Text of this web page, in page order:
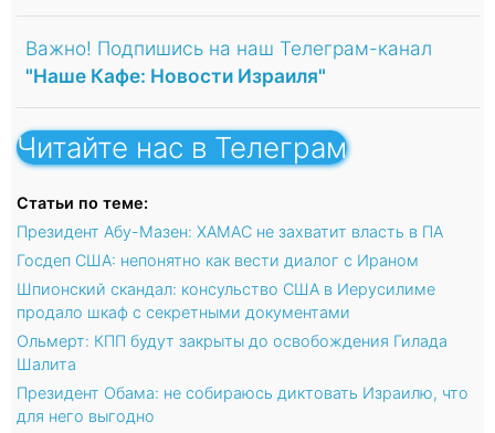
Важно! Подпишись на наш Телеграм-канал
"Наше Кафе: Новости Израиля"
Читайте нас в Телеграм
Статьи по теме:
Президент Абу-Мазен: ХАМАС не захватит власть в ПА
Госдеп США: непонятно как вести диалог с Ираном
Шпионский скандал: консульство США в Иерусилиме
продало шкаф с секретными документами
Ольмерт: КПП будут закрыты до освобождения Гилада
Шалита
Президент Обама: не собираюсь диктовать Израилю, что
для него выгодно